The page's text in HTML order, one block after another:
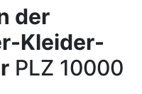
der
Kleider-
PLZ 10000